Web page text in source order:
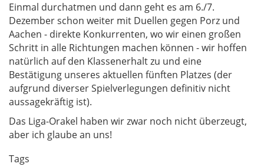
Einmal durchatmen und dann geht es am 6./7.
Dezember schon weiter mit Duellen gegen Porz und
Aachen - direkte Konkurrenten, wo wir einen großen
Schritt in alle Richtungen machen können - wir hoffen
natürlich auf den Klassenerhalt zu und eine
Bestätigung unseres aktuellen fünften Platzes (der
aufgrund diverser Spielverlegungen definitiv nicht
aussagekräftig ist).
Das Liga-Orakel haben wir zwar noch nicht überzeugt,
aber ich glaube an uns!
Tags